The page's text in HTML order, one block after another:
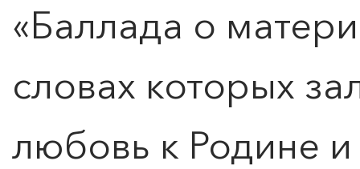
«Баллада о
словах которых
любовь к Родине и